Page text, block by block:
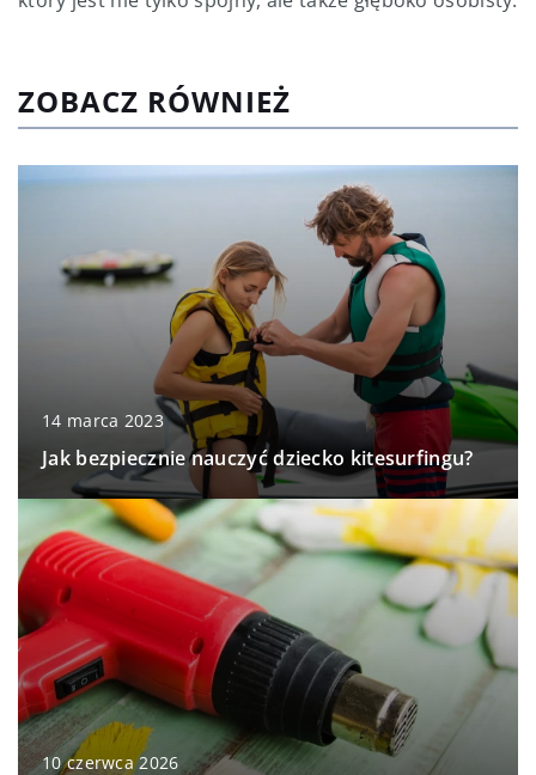
ZOBACZ RÓWNIEŻ
14 marca 2023
Jak bezpiecznie nauczyć dziecko kitesurfingu?
10 czerwca 2026